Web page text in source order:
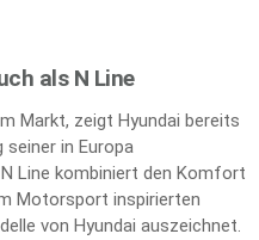
als N Line
Markt, zeigt Hyundai bereits
in Europa
Line kombiniert den Komfort
Motorsport inspirierten
von Hyundai auszeichnet.